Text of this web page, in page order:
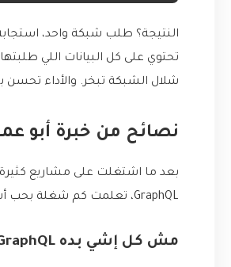
النتيجة؟ طلب شبكة واحد،
تحتوي على كل البيانات اللي
شلال الشبكة تبخر. والأداء
نصائح من خبرة أبو
بعد ما اشتغلت على مشاريع
GraphQL، تعلمت كم شغلة بحب أشاركم إياها.
مش كل إشي بده GraphQL